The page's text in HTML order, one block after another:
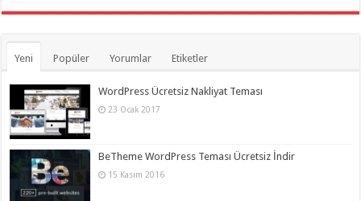
Yeni Popüler Yorumlar Etiketler
WordPress Ücretsiz Nakliyat Teması
23 Ocak 2017
BeTheme WordPress Teması Ücretsiz İndir
15 Kasım 2016